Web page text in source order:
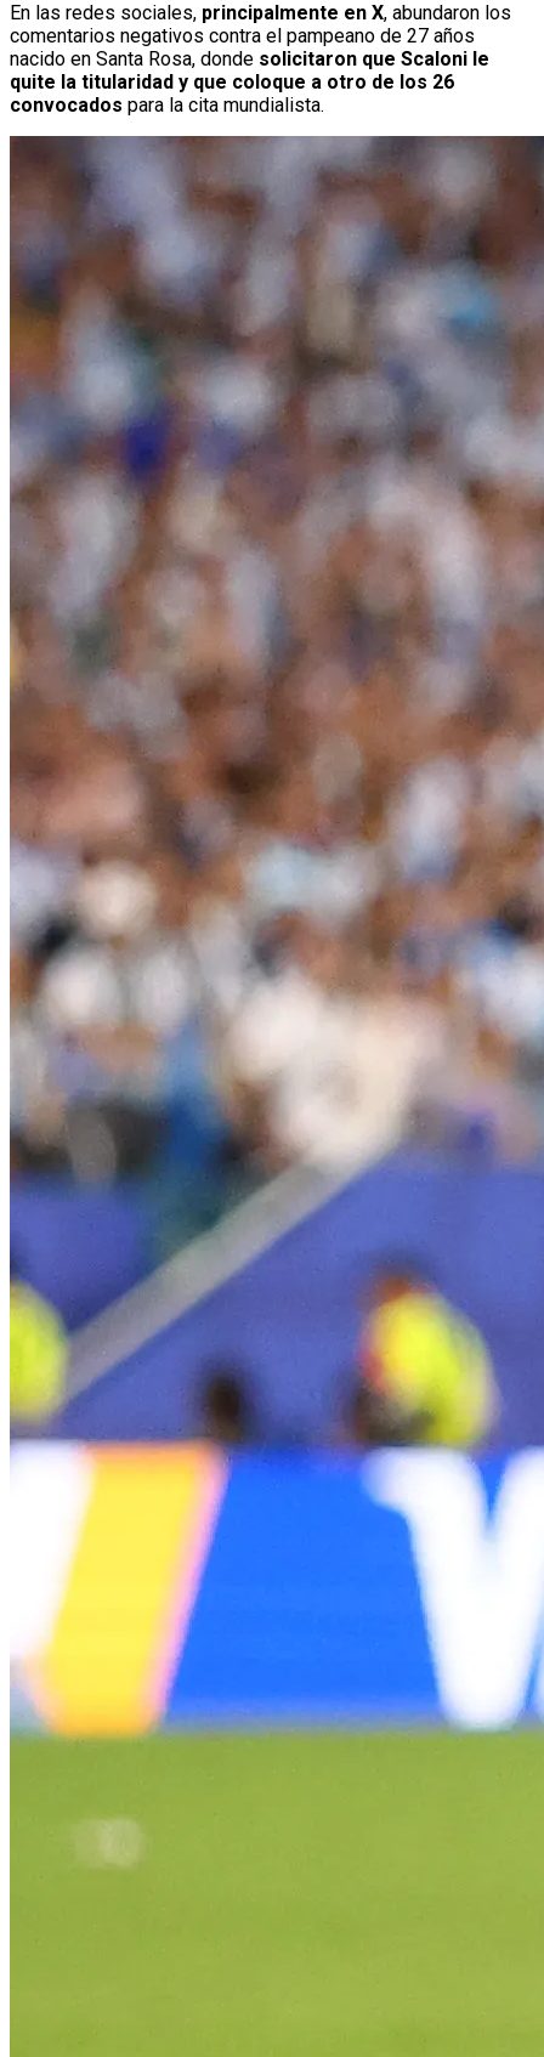
En las redes sociales, principalmente en X, abundaron los
comentarios negativos contra el pampeano de 27 años
nacido en Santa Rosa, donde solicitaron que Scaloni le
quite la titularidad y que coloque a otro de los 26
convocados para la cita mundialista.